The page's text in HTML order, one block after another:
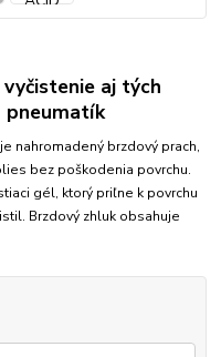
aj tých
pneumatík
nahromadený brzdový prach,
bez poškodenia povrchu.
gél, ktorý priľne k povrchu
Brzdový zhluk obsahuje